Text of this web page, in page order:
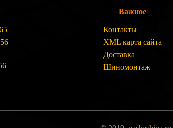
Важное
Контакты
XML карта сайта
Доставка
Шиномонтаж